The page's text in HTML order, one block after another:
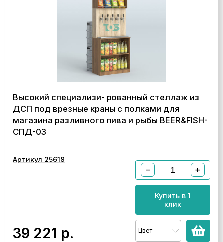
Высокий специализи- рованный стеллаж из
ДСП под врезные краны с полками для
магазина разливного пива и рыбы BEER&FISH-
СПД-03
Артикул 25618
39 221 р.
− +
Купить в 1
клик
Цвет